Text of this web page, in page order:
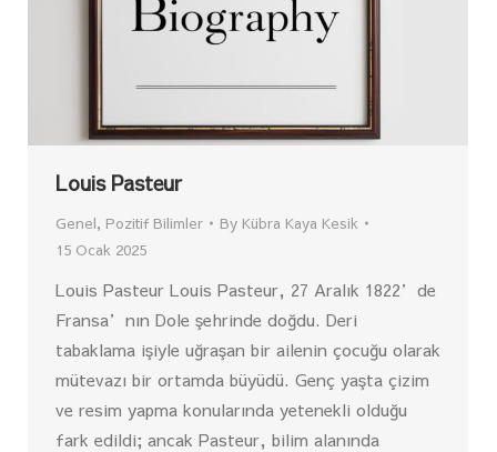
Louis Pasteur
Genel, Pozitif Bilimler By Kübra Kaya Kesik
15 Ocak 2025
Louis Pasteur Louis Pasteur, 27 Aralık 1822’de
Fransa’nın Dole şehrinde doğdu. Deri
tabaklama işiyle uğraşan bir ailenin çocuğu olarak
mütevazı bir ortamda büyüdü. Genç yaşta çizim
ve resim yapma konularında yetenekli olduğu
fark edildi; ancak Pasteur, bilim alanında